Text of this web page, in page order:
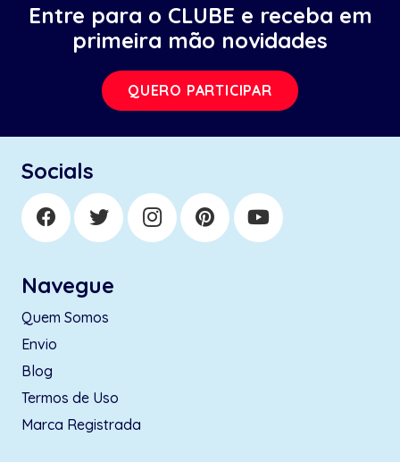
Entre para o CLUBE e receba em
primeira mão novidades
QUERO PARTICIPAR
Socials
Navegue
Quem Somos
Envio
Blog
Termos de Uso
Marca Registrada